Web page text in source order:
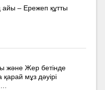
– Ережеп құтты
және Жер бетінде
мұз дәуірі